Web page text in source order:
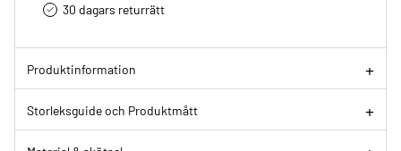
30 dagars returrätt­
Produktinformation
Storleksguide och Produktmått